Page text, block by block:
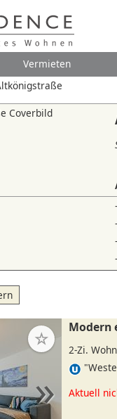
Vermieten
☆
»
Modern
2-Zi.
Aktuell